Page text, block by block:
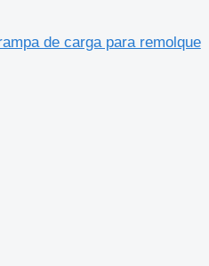
de carga para remolque